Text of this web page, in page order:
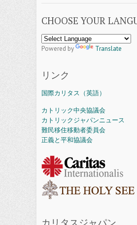
CHOOSE YOUR
Powered by Translate
リンク
国際カリタス（英語）
カトリック中央協議会
カトリックジャパンニュース
難民移住移動者委員会
正義と平和協議会
カリタスジャパン